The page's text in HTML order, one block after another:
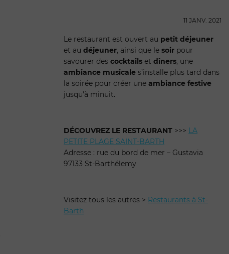
11 JANV. 2021
Le restaurant est ouvert au petit déjeuner
et audéjeuner, ainsi que lesoir pour
savourer descocktails etdîners, une
ambiance musicale s’installe plus tard dans
la soirée pour créer uneambiance festive
jusqu’à minuit.
DÉCOUVREZ LE RESTAURANT >>> LA
PETITE PLAGE SAINT-BARTH
Adresse : rue du bord de mer – Gustavia
97133 St-Barthélemy
Visitez tous les autres > Restaurants à St-
Barth